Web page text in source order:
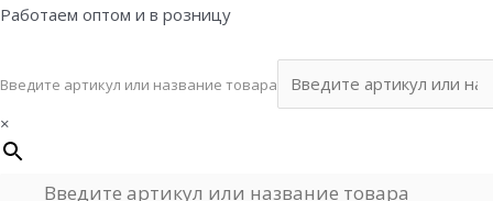
Перейти
Работаем оптом и в розницу
Введите артикул или название товара
×